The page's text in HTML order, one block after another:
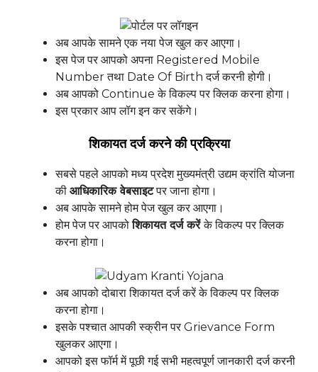
अब आपके सामने एक नया पेज खुल कर आएगा।
इस पेज पर आपको अपना Registered Mobile
Number तथा Date Of Birth दर्ज करनी होगी।
अब आपको Continue के विकल्प पर क्लिक करना होगा।
इस प्रकार आप लॉग इन कर सकेंगे।
शिकायत दर्ज करने की प्रक्रिया
सबसे पहले आपको मध्य प्रदेश मुख्यमंत्री उद्यम क्रांति योजना
की आधिकारिक वेबसाइटपर जाना होगा।
अब आपके सामने होम पेज खुल कर आएगा।
होम पेज पर आपकोशिकायत दर्ज करेंके विकल्प पर क्लिक
करना होगा।
अब आपको दोबारा शिकायत दर्ज करें के विकल्प पर क्लिक
करना होगा।
इसके पश्चात आपकी स्क्रीन पर Grievance Form
खुलकर आएगा।
आपको इस फॉर्म में पूछी गई सभी महत्वपूर्ण जानकारी दर्ज करनी